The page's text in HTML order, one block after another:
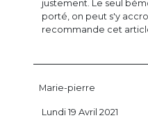
justement. Le seul
porté, on peut s'y
recommande cet
Marie-pierre
Lundi 19 Avril 2021